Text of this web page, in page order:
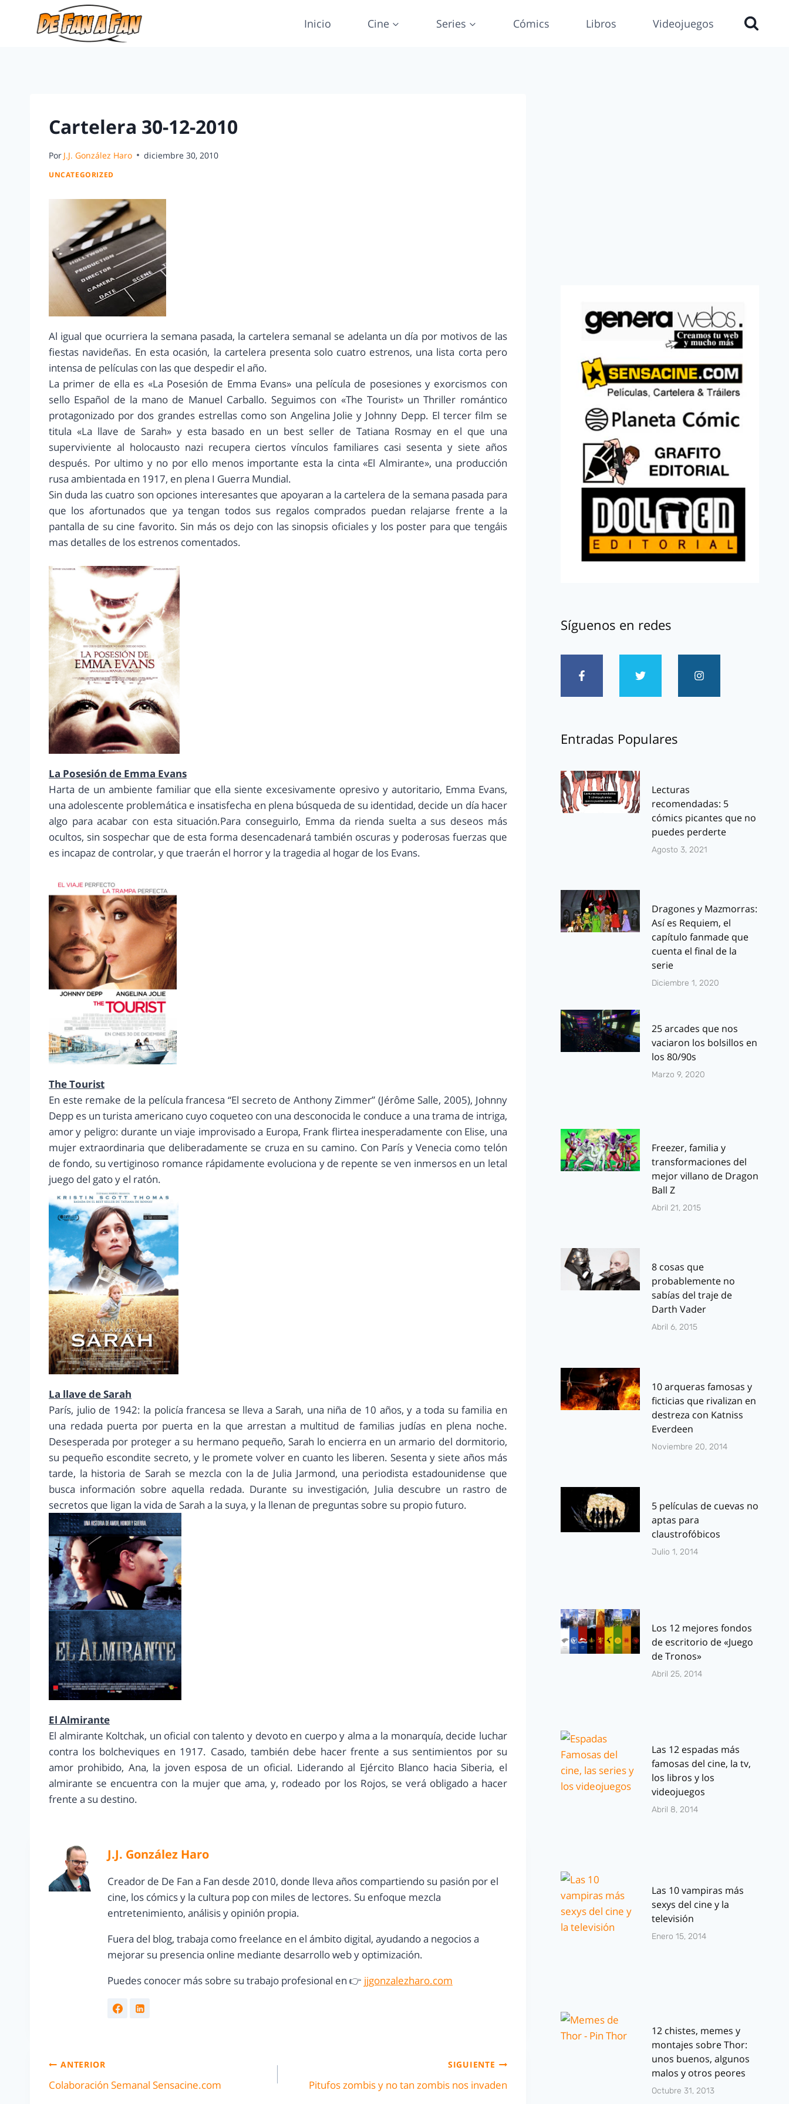
Inicio Cine Series Cómics Libros Videojuegos
Cartelera 30-12-2010
Por J.J. González Haro diciembre 30, 2010
UNCATEGORIZED
Al igual que ocurriera la semana pasada, la cartelera semanal se adelanta un día por motivos de las
fiestas navideñas. En esta ocasión, la cartelera presenta solo cuatro estrenos, una lista corta pero
intensa de películas con las que despedir el año.
La primer de ella es «La Posesión de Emma Evans» una película de posesiones y exorcismos con
sello Español de la mano de Manuel Carballo. Seguimos con «The Tourist» un Thriller romántico
protagonizado por dos grandes estrellas como son Angelina Jolie y Johnny Depp. El tercer film se
titula «La llave de Sarah» y esta basado en un best seller de Tatiana Rosmay en el que una
superviviente al holocausto nazi recupera ciertos vínculos familiares casi sesenta y siete años
después. Por ultimo y no por ello menos importante esta la cinta «El Almirante», una producción
rusa ambientada en 1917, en plena I Guerra Mundial.
Sin duda las cuatro son opciones interesantes que apoyaran a la cartelera de la semana pasada para
que los afortunados que ya tengan todos sus regalos comprados puedan relajarse frente a la
pantalla de su cine favorito. Sin más os dejo con las sinopsis oficiales y los poster para que tengáis
mas detalles de los estrenos comentados.
La Posesión de Emma Evans
Harta de un ambiente familiar que ella siente excesivamente opresivo y autoritario, Emma Evans,
una adolescente problemática e insatisfecha en plena búsqueda de su identidad, decide un día hacer
algo para acabar con esta situación.Para conseguirlo, Emma da rienda suelta a sus deseos más
ocultos, sin sospechar que de esta forma desencadenará también oscuras y poderosas fuerzas que
es incapaz de controlar, y que traerán el horror y la tragedia al hogar de los Evans.
The Tourist
En este remake de la película francesa “El secreto de Anthony Zimmer” (Jérôme Salle, 2005), Johnny
Depp es un turista americano cuyo coqueteo con una desconocida le conduce a una trama de intriga,
amor y peligro: durante un viaje improvisado a Europa, Frank flirtea inesperadamente con Elise, una
mujer extraordinaria que deliberadamente se cruza en su camino. Con París y Venecia como telón
de fondo, su vertiginoso romance rápidamente evoluciona y de repente se ven inmersos en un letal
juego del gato y el ratón.
La llave de Sarah
París, julio de 1942: la policía francesa se lleva a Sarah, una niña de 10 años, y a toda su familia en
una redada puerta por puerta en la que arrestan a multitud de familias judías en plena noche.
Desesperada por proteger a su hermano pequeño, Sarah lo encierra en un armario del dormitorio,
su pequeño escondite secreto, y le promete volver en cuanto les liberen. Sesenta y siete años más
tarde, la historia de Sarah se mezcla con la de Julia Jarmond, una periodista estadounidense que
busca información sobre aquella redada. Durante su investigación, Julia descubre un rastro de
secretos que ligan la vida de Sarah a la suya, y la llenan de preguntas sobre su propio futuro.
El Almirante
El almirante Koltchak, un oficial con talento y devoto en cuerpo y alma a la monarquía, decide luchar
contra los bolcheviques en 1917. Casado, también debe hacer frente a sus sentimientos por su
amor prohibido, Ana, la joven esposa de un oficial. Liderando al Ejército Blanco hacia Siberia, el
almirante se encuentra con la mujer que ama, y, rodeado por los Rojos, se verá obligado a hacer
frente a su destino.
J.J. González Haro
Creador de De Fan a Fan desde 2010, donde lleva años compartiendo su pasión por el
cine, los cómics y la cultura pop con miles de lectores. Su enfoque mezcla
entretenimiento, análisis y opinión propia.
Fuera del blog, trabaja como freelance en el ámbito digital, ayudando a negocios a
mejorar su presencia online mediante desarrollo web y optimización.
Puedes conocer más sobre su trabajo profesional en 👉 jjgonzalezharo.com
ANTERIOR
Colaboración Semanal Sensacine.com
SIGUIENTE
Pitufos zombis y no tan zombis nos invaden
Síguenos en redes
Entradas Populares
Lecturas
recomendadas: 5
cómics picantes que no
puedes perderte
Agosto 3, 2021
Dragones y Mazmorras:
Así es Requiem, el
capítulo fanmade que
cuenta el final de la
serie
Diciembre 1, 2020
25 arcades que nos
vaciaron los bolsillos en
los 80/90s
Marzo 9, 2020
Freezer, familia y
transformaciones del
mejor villano de Dragon
Ball Z
Abril 21, 2015
8 cosas que
probablemente no
sabías del traje de
Darth Vader
Abril 6, 2015
10 arqueras famosas y
ficticias que rivalizan en
destreza con Katniss
Everdeen
Noviembre 20, 2014
5 películas de cuevas no
aptas para
claustrofóbicos
Julio 1, 2014
Los 12 mejores fondos
de escritorio de «Juego
de Tronos»
Abril 25, 2014
Las 12 espadas más
famosas del cine, la tv,
los libros y los
videojuegos
Abril 8, 2014
Las 10 vampiras más
sexys del cine y la
televisión
Enero 15, 2014
12 chistes, memes y
montajes sobre Thor:
unos buenos, algunos
malos y otros peores
Octubre 31, 2013